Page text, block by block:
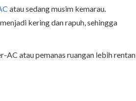
atau sedang musim kemarau.
kering dan rapuh, sehingga
AC atau pemanas ruangan lebih rentan